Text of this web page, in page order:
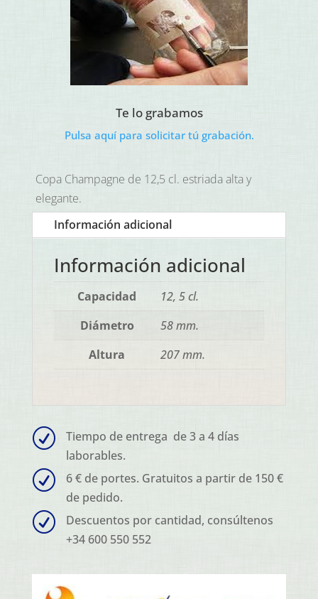
Te lo grabamos
Pulsa aquí para solicitar tú grabación.
Copa Champagne de 12,5 cl. estriada alta y
elegante.
Información adicional
Información adicional
Capacidad
12, 5 cl.
Diámetro
58 mm.
Altura
207 mm.
R
Tiempo de entrega de 3 a 4 días
laborables.
R
6 € de portes. Gratuitos a partir de 150 €
de pedido.
R
Descuentos por cantidad, consúltenos
+34 600 550 552